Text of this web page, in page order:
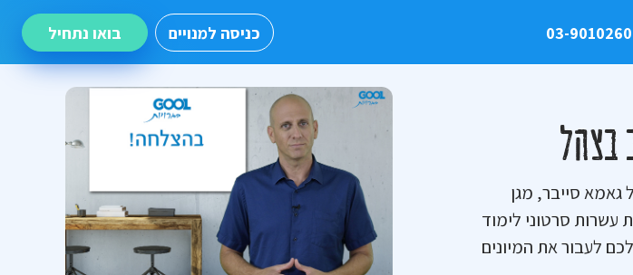
03-9010260 כניסה למנויים בואו נתחיל
בצהל
גאמא סייבר, מגן
81, וממר”ם. הערכה כוללת עשרות סרטוני לימוד
לעבור את המיונים